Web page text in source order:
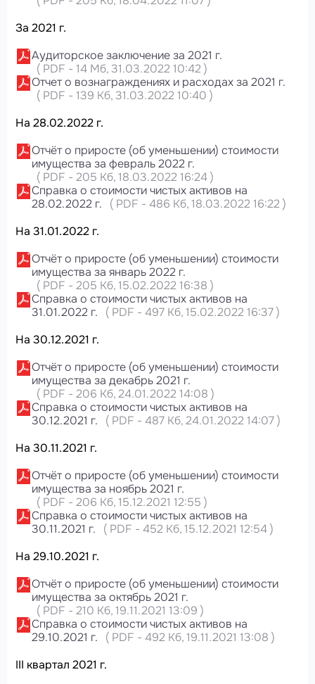
За 2021 г.
Аудиторское заключение за 2021 г.
( PDF - 14 Мб, 31.03.2022 10:42 )
Отчет о вознаграждениях и расходах за 2021 г.
( PDF - 139 Кб, 31.03.2022 10:40 )
На 28.02.2022 г.
Отчёт о приросте (об уменьшении) стоимости
имущества за февраль 2022 г.
( PDF - 205 Кб, 18.03.2022 16:24)
Справка о стоимости чистых активов на
28.02.2022 г.
( PDF - 486 Кб, 18.03.2022 16:22 )
На 31.01.2022 г.
Отчёт о приросте (об уменьшении) стоимости
имущества за январь 2022 г.
( PDF - 205 Кб, 15.02.2022 16:38 )
Справка о стоимости чистых активов на
31.01.2022 г.
( PDF - 497 Кб, 15.02.2022 16:37)
На 30.12.2021 г.
Отчёт о приросте (об уменьшении) стоимости
имущества за декабрь 2021 г.
( PDF - 206 Кб, 24.01.2022 14:08 )
Справка о стоимости чистых активов на
30.12.2021 г.
( PDF - 487 Кб, 24.01.2022 14:07)
На 30.11.2021 г.
Отчёт о приросте (об уменьшении) стоимости
имущества за ноябрь 2021 г.
( PDF - 206 Кб, 15.12.2021 12:55 )
Справка о стоимости чистых активов на
30.11.2021 г.
( PDF - 452 Кб, 15.12.2021 12:54)
На 29.10.2021 г.
Отчёт о приросте (об уменьшении) стоимости
имущества за октябрь 2021 г.
( PDF - 210 Кб, 19.11.2021 13:09 )
Справка о стоимости чистых активов на
29.10.2021 г.
( PDF - 492 Кб, 19.11.2021 13:08 )
III квартал 2021 г.